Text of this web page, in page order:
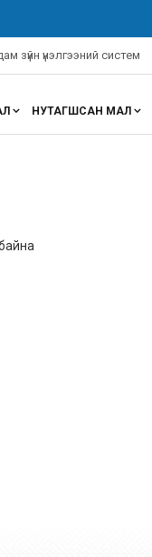
зүйн үнэлгээний систем
НУТАГШСАН МАЛ